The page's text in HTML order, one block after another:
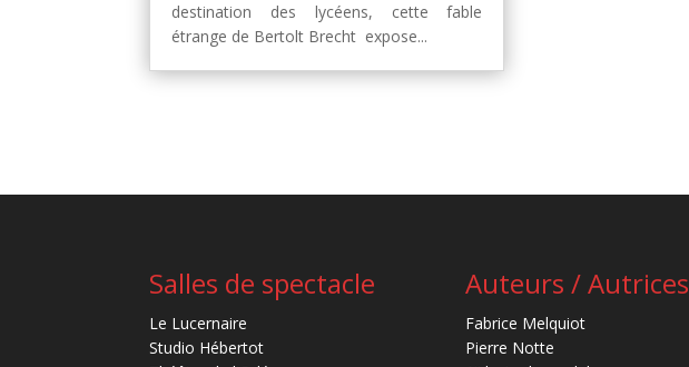
destination des lycéens, cette fable
étrange de Bertolt Brecht expose...
Salles de spectacle
Le Lucernaire
Studio Hébertot
Auteurs / Autrices
Fabrice Melquiot
Pierre Notte